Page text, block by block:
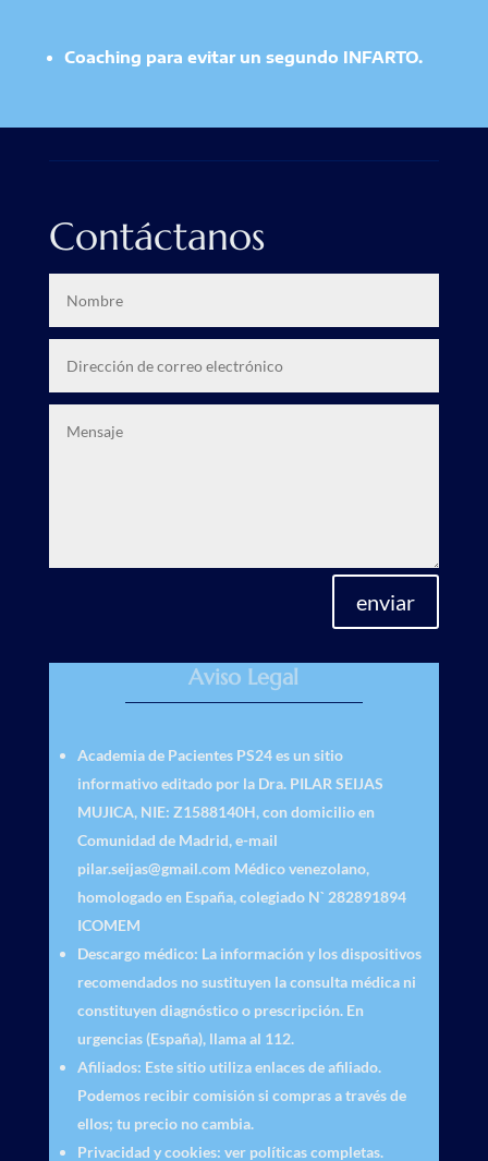
Coaching para evitar un segundo INFARTO.
Contáctanos
enviar
Aviso Legal
Academia de Pacientes PS24es un sitio
informativo editado por la Dra. PILAR SEIJAS
MUJICA, NIE: Z1588140H, con domicilio en
Comunidad de Madrid, e-mail
pilar.seijas@gmail.com Médico venezolano,
homologado en España, colegiado N` 282891894
ICOMEM
Descargo médico: La información y los dispositivos
recomendados no sustituyen la consulta médica ni
constituyen diagnóstico o prescripción. En
urgencias (España), llama al 112.
Afiliados: Este sitio utiliza enlaces de afiliado.
Podemos recibir comisión si compras a través de
ellos; tu precio no cambia.
Privacidad y cookies: ver políticas completas.